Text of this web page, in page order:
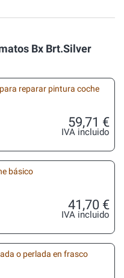
Bx Brt.Silver
reparar pintura coche
59,71 €
IVA incluido
básico
41,70 €
IVA incluido
o perlada en frasco